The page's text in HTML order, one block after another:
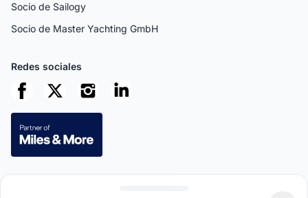
Socio de Sailogy
Socio de Master Yachting GmbH
Redes sociales